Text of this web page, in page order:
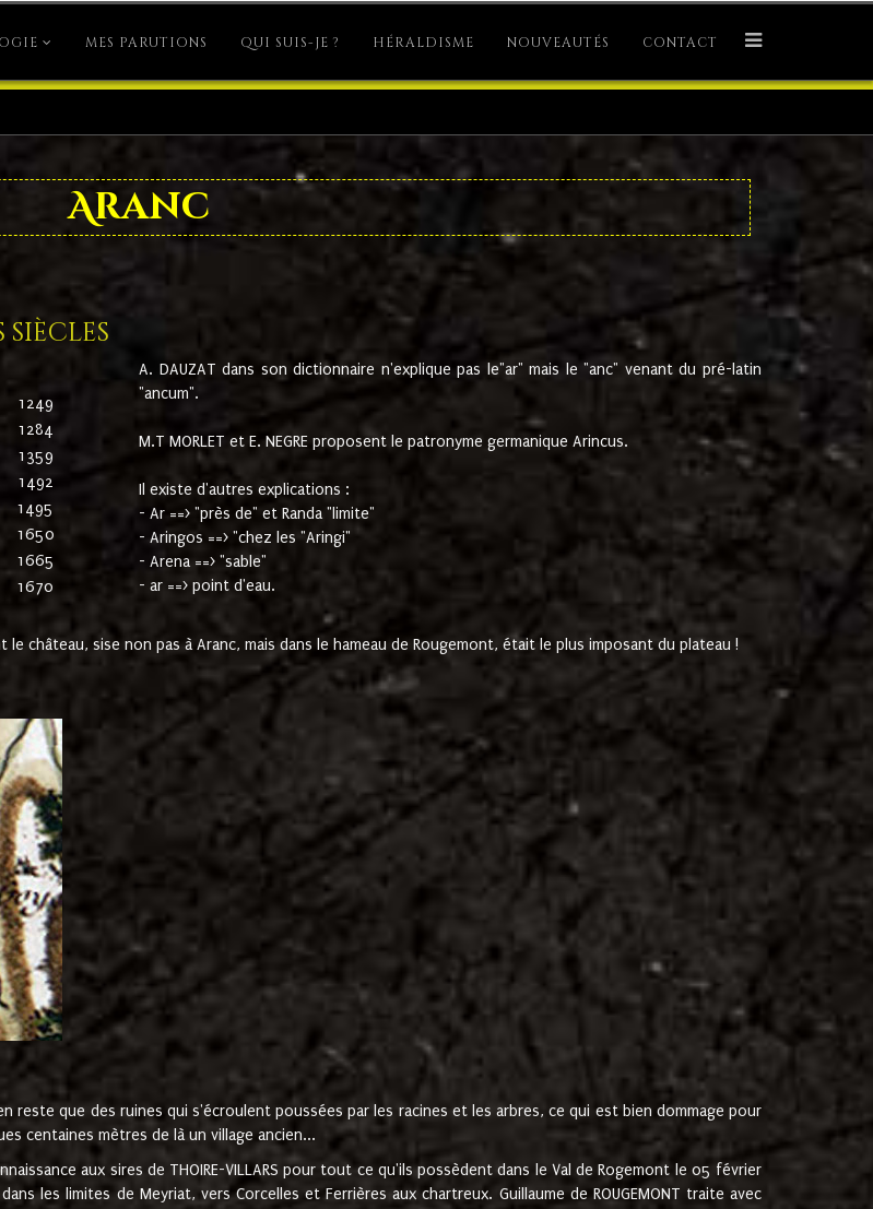
MES PARUTIONS QUI SUIS-JE ? HÉRALDISME NOUVEAUTÉS CONTACT
Aranc
1249
1284
1359
1492
1495
1650
1665
1670
A. DAUZAT dans son dictionnaire n'explique pas le"ar" mais le "anc" venant du pré-latin
"ancum".
M.T MORLET et E. NEGRE proposent le patronyme germanique Arincus.
Il existe d'autres explications :
- Ar ==> "près de" et Randa "limite"
- Aringos ==> "chez les "Aringi"
- Arena ==> "sable"
- ar ==> point d'eau.
le château, sise non pas à Aranc, mais dans le hameau de Rougemont, était le plus imposant du plateau !
reste que des ruines qui s'écroulent poussées par les racines et les arbres, ce qui est bien dommage pour
centaines mètres de là un village ancien...
aux sires de THOIRE-VILLARS pour tout ce qu'ils possèdent dans le Val de Rogemont le 05 février
les limites de Meyriat, vers Corcelles et Ferrières aux chartreux. Guillaume de ROUGEMONT traite avec